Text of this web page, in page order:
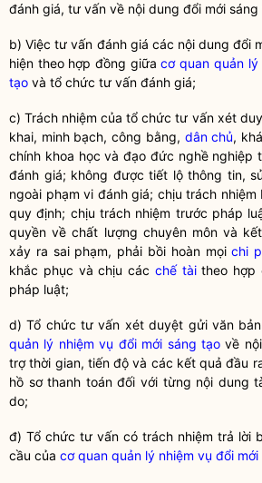
đánh giá, tư vấn về nội dung đổi mới sáng
b) Việc tư vấn đánh giá các nội dung đổi
hiện theo hợp đồng giữacơ quan quản lý
tạo và tổ chức tư vấn đánh giá;
c) Trách nhiệm của tổ chức tư vấn xét
khai, minh bạch, công bằng, dân chủ,
chính khoa học và đạo đức nghề nghiệp
đánh giá; không được tiết lộ thông tin,
ngoài phạm vi đánh giá; chịu trách
quy định; chịu trách nhiệm trước pháp
quyền về chất lượng chuyên môn và
xảy ra sai phạm, phải bồi hoàn mọichi
khắc phục và chịu các chế tàitheo hợp
pháp luật;
d) Tổ chức tư vấn xét duyệt gửi văn
quản lý nhiệm vụ đổi mới sáng tạo về
trợ thời gian, tiến độ và các kết quả đầu
hồ sơ thanh toán đối với từng nội dung
do;
đ) Tổ chức tư vấn có trách nhiệm trả lời
cầu của cơ quan quản lý nhiệm vụ đổi